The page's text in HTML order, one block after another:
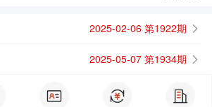
2025-02-06 第1922期
2025-05-07 第1934期